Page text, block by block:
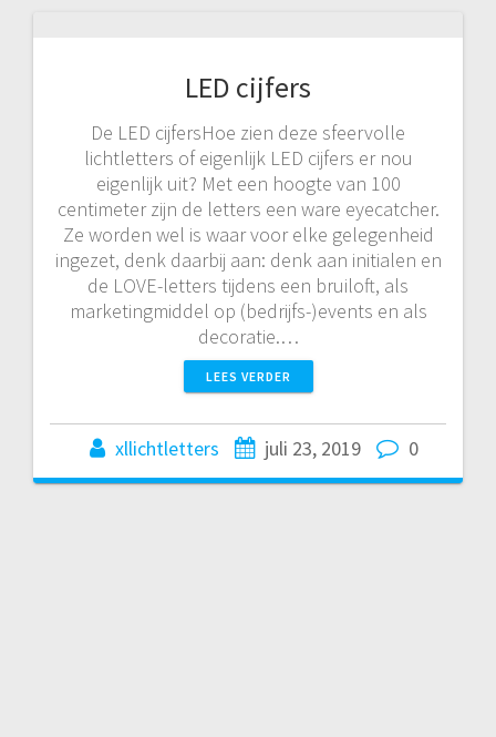
LED cijfers
De LED cijfersHoe zien deze sfeervolle
lichtletters of eigenlijk LED cijfers er nou
eigenlijk uit? Met een hoogte van 100
centimeter zijn de letters een ware eyecatcher.
Ze worden wel is waar voor elke gelegenheid
ingezet, denk daarbij aan: denk aan initialen en
de LOVE-letters tijdens een bruiloft, als
marketingmiddel op (bedrijfs-)events en als
decoratie.…
LEES VERDER
xllichtletters juli 23, 2019 0